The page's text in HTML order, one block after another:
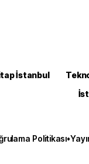
İstanbul
Politikası•